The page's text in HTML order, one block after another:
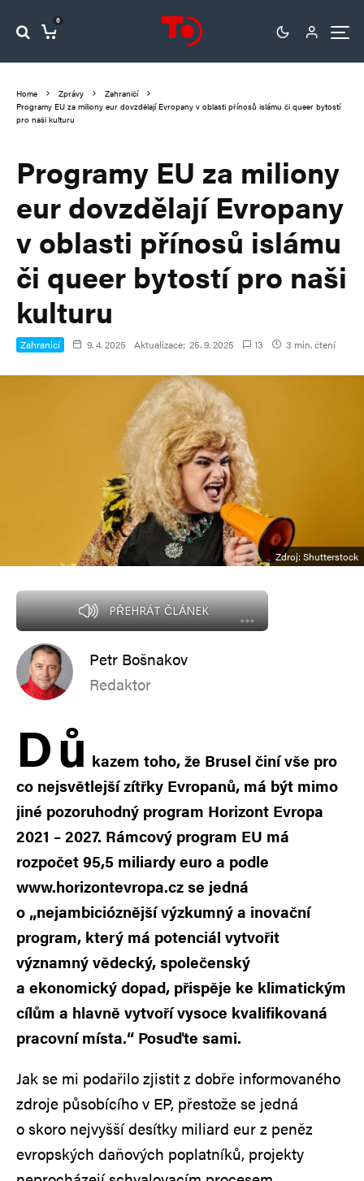
0
Home Zprávy
Zahraničí
Programy EU za miliony eur dovzdělají Evropany v oblasti přínosů islámu či queer bytostí
pro naši kulturu
Programy EU za miliony
eur dovzdělají Evropany
v oblasti přínosů islámu
či queer bytostí pro naši
kulturu
Zahraničí 9. 4. 2025 Aktualizace: 25. 9. 2025 13 3 min. čtení
Zdroj: Shutterstock
PŘEHRÁT ČLÁNEK
Petr Bošnakov
Redaktor
Dů kazem toho, že Brusel činí vše pro
co nejsvětlejší zítřky Evropanů, má být mimo
jiné pozoruhodný program Horizont Evropa
2021 – 2027. Rámcový program EU má
rozpočet 95,5 miliardy euro a podle
www.horizontevropa.cz se jedná
o „nejambicióznější výzkumný a inovační
program, který má potenciál vytvořit
významný vědecký, společenský
a ekonomický dopad, přispěje ke klimatickým
cílům a hlavně vytvoří vysoce kvalifikovaná
pracovní místa.“ Posuďte sami.
Jak se mi podařilo zjistit z dobře informovaného
zdroje působícího v EP, přestože se jedná
o skoro nejvyšší desítky miliard eur z peněz
evropských daňových poplatníků, projekty